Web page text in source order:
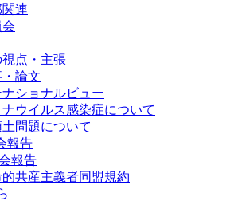
関連
点・主張
論文
ショナルビュー
ウイルス感染症について
問題について
報告
報告
的共産主義者同盟規約